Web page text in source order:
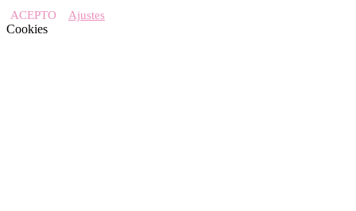
ACEPTO
Ajustes
Cookies